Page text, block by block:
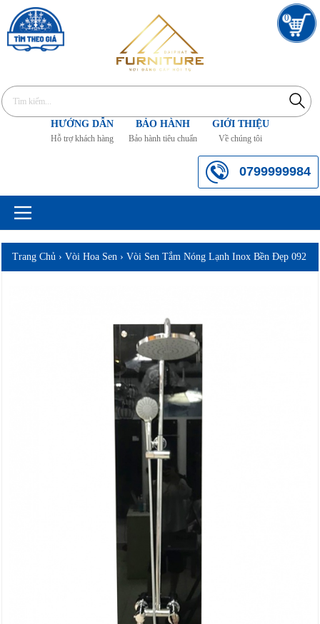
0
HƯỚNG DẪN
Hỗ trợ khách hàng
BẢO HÀNH
Bảo hành tiêu chuẩn
GIỚI THIỆU
Về chúng tôi
0799999984
Trang Chủ ›Vòi Hoa Sen ›Vòi Sen Tắm Nóng Lạnh Inox Bền Đẹp 092